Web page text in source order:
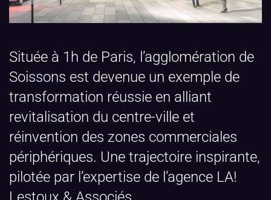
Située à 1h de Paris, l’agglomération de
Soissons est devenue un exemple de
transformation réussie en alliant
revitalisation du centre-ville et
réinvention des zones commerciales
périphériques. Une trajectoire inspirante,
pilotée par l’expertise de l’agence LA!